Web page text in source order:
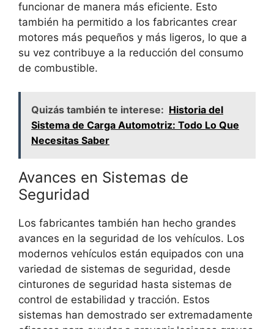
funcionar de manera más eficiente. Esto
también ha permitido a los fabricantes crear
motores más pequeños y más ligeros, lo que a
su vez contribuye a la reducción del consumo
de combustible.
Quizás también te interese: Historia del
Sistema de Carga Automotriz: Todo Lo Que
Necesitas Saber
Avances en Sistemas de
Seguridad
Los fabricantes también han hecho grandes
avances en la seguridad de los vehículos. Los
modernos vehículos están equipados con una
variedad de sistemas de seguridad, desde
cinturones de seguridad hasta sistemas de
control de estabilidad y tracción. Estos
sistemas han demostrado ser extremadamente